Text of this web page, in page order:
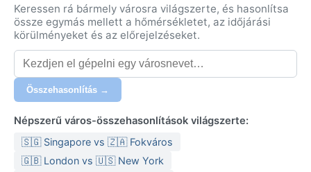
Keressen rá bármely városra világszerte, és hasonlítsa
össze egymás mellett a hőmérsékletet, az időjárási
körülményeket és az előrejelzéseket.
Összehasonlítás →
Népszerű város-összehasonlítások világszerte:
🇸🇬 Singapore vs 🇿🇦 Fokváros
🇬🇧 London vs 🇺🇸 New York